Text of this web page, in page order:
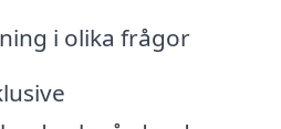
i olika frågor